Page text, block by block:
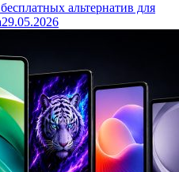
альтернатив для
29.05.2026